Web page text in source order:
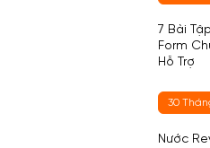
7 Bài
Form
Hỗ Trợ
30
Nước